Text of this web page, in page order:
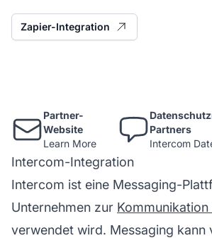
Zapier-Integration
Partner-
Website
Learn More
Partners
Intercom
Intercom-Integration
Intercom ist eine Messaging-
Unternehmen zur
verwendet wird. Messaging kann